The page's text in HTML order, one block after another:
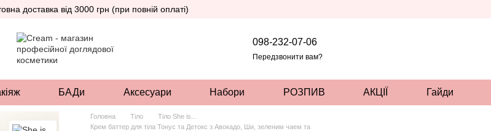
доставка від 3000 грн (при повній оплаті)
098-232-07-06
Передзвонити вам?
БАДи Аксесуари Набори РОЗПИВ АКЦІЇ Гайди
Головна Тіло
Тіло She is...
Крем баттер для тіла Тонус та Детокс з Авокадо, Ши, зеленим чаем та